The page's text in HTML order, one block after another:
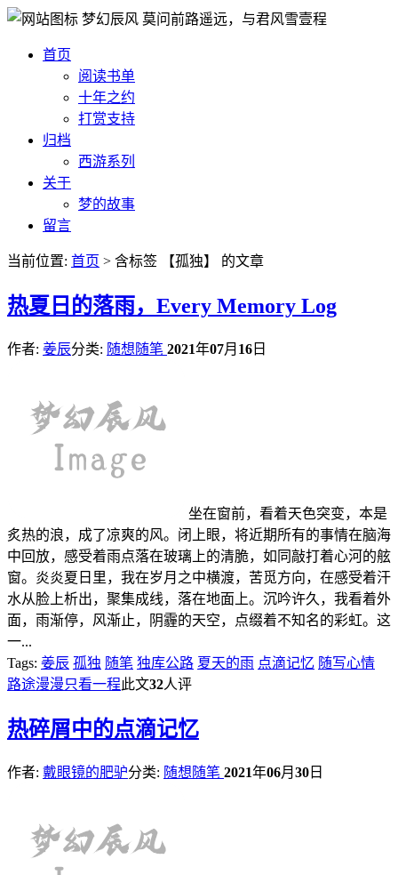
梦幻辰风 莫问前路遥远，与君风雪壹程
首页
阅读书单
十年之约
打赏支持
归档
西游系列
关于
梦的故事
留言
当前位置: 首页 > 含标签 【孤独】 的文章
热夏日的落雨，Every Memory Log
作者: 姜辰分类: 随想随笔 2021年07月 16 日
坐在窗前，看着天色突变，本是
炙热的浪，成了凉爽的风。闭上眼，将近期所有的事情在脑海
中回放，感受着雨点落在玻璃上的清脆，如同敲打着心河的舷
窗。炎炎夏日里，我在岁月之中横渡，苦觅方向，在感受着汗
水从脸上析出，聚集成线，落在地面上。沉吟许久，我看着外
面，雨渐停，风渐止，阴霾的天空，点缀着不知名的彩虹。这
一...
Tags: 姜辰 孤独 随笔 独库公路 夏天的雨 点滴记忆 随写心情
路途漫漫只看一程此文32人评
热碎屑中的点滴记忆
作者: 戴眼镜的肥驴分类: 随想随笔 2021年06月 30 日